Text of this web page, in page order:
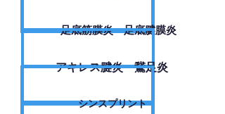
足底筋膜炎・足底腱膜炎
アキレス腱炎・鵞足炎
シンスプリント